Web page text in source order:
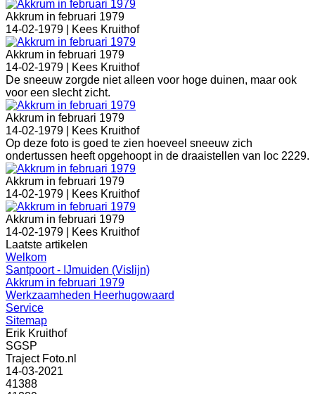
Akkrum in februari 1979
14-02-1979 |
Kees Kruithof
Akkrum in februari 1979
14-02-1979 |
Kees Kruithof
De sneeuw zorgde niet alleen voor hoge duinen, maar ook
voor een slecht zicht.
Akkrum in februari 1979
14-02-1979 |
Kees Kruithof
Op deze foto is goed te zien hoeveel sneeuw zich
ondertussen heeft opgehoopt in de draaistellen van loc 2229.
Akkrum in februari 1979
14-02-1979 |
Kees Kruithof
Akkrum in februari 1979
14-02-1979 |
Kees Kruithof
Laatste artikelen
Welkom
Santpoort - IJmuiden (Vislijn)
Akkrum in februari 1979
Werkzaamheden Heerhugowaard
Service
Sitemap
Erik Kruithof
SGSP
Traject Foto.nl
14-03-2021
41388